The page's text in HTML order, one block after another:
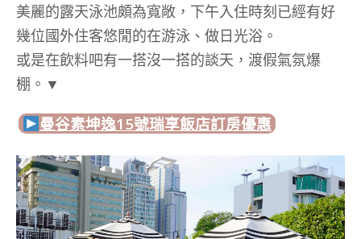
美麗的露天泳池頗為寬敞，下午入住時刻已經有好
幾位國外住客悠閒的在游泳、做日光浴。
或是在飲料吧有一搭沒一搭的談天，渡假氣氛爆
棚。▼
曼谷素坤逸15號瑞享飯店訂房優惠